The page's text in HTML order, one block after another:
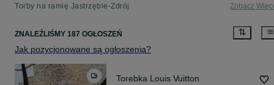
Torby na ramię Jastrzębie-Zdrój Zobacz
ZNALEŹLIŚMY 187 OGŁOSZEŃ
Jak pozycjonowane są ogłoszenia?
Torebka Louis Vuitton